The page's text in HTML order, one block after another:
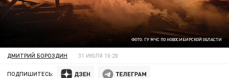
ФОТО: ГУ МЧС ПО НОВОСИБИРСКОЙ ОБЛАСТИ
ДМИТРИЙ БОРОЗДИН 31 ИЮЛЯ 10:20
ПОДПИШИТЕСЬ: